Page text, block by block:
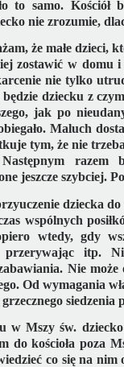
to samo. Kościół
nie zrozumie,
że małe dzieci,
zostawić w domu
nie tylko
dziecku z
jak po
Maluch
tym, że nie
razem
jeszcze szybciej.
dziecka
wspólnych
wtedy, gdy
przerywając itp.
Nie może
Od wymagania
siedzenia
w Mszy św.
do kościoła poza
co się na